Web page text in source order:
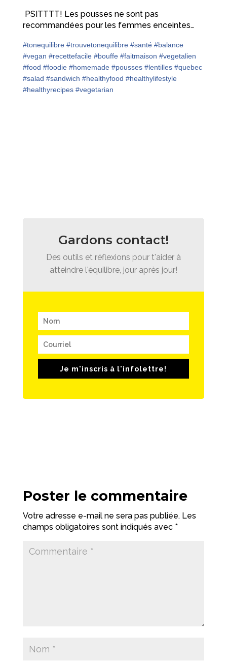
PSITTTT! Les pousses ne sont pas
recommandées pour les femmes enceintes…
#tonequilibre #trouvetonequilibre #santé #balance
#vegan #recettefacile #bouffe #faitmaison #vegetalien
#food #foodie #homemade #pousses #lentilles #quebec
#salad #sandwich #healthyfood #healthylifestyle
#healthyrecipes #vegetarian
Gardons contact!
Des outils et réflexions pour t'aider à
atteindre l'équilibre, jour après jour!
Je m'inscris à l'infolettre!
Poster le commentaire
Votre adresse e-mail ne sera pas publiée. Les
champs obligatoires sont indiqués avec *